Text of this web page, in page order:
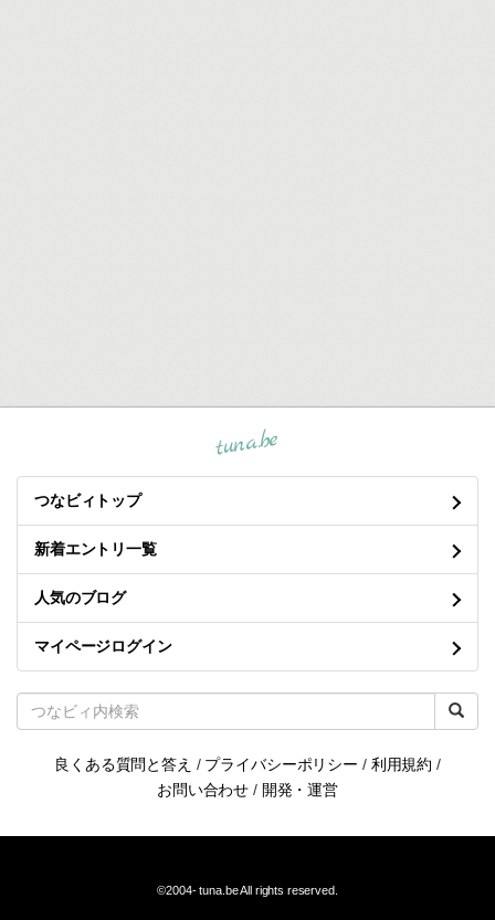
tuna.be
つなビィトップ
新着エントリ一覧
人気のブログ
マイページログイン
良くある質問と答え / プライバシーポリシー / 利用規約 /
お問い合わせ / 開発・運営
©2004-tuna.beAll rights reserved.